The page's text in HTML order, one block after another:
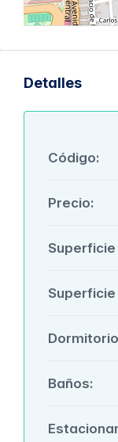
Detalles
Código:
Precio:
Superficie
Baños: